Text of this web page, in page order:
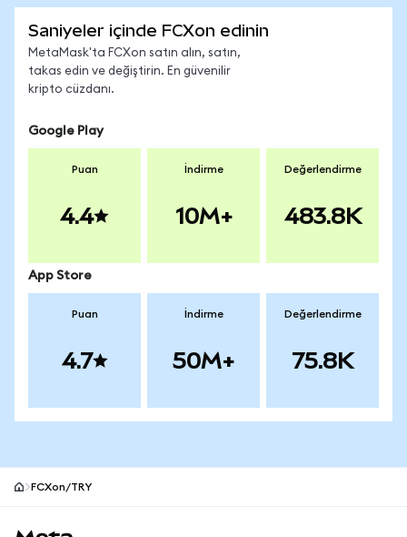
Saniyeler içinde FCXon edinin
MetaMask'ta FCXon satın alın, satın,
takas edin ve değiştirin. En güvenilir
kripto cüzdanı.
Google Play
Puan
4.4
İndirme
10M+
Değerlendirme
483.8K
App Store
Puan
4.7
İndirme
50M+
Değerlendirme
75.8K
FCXon/TRY